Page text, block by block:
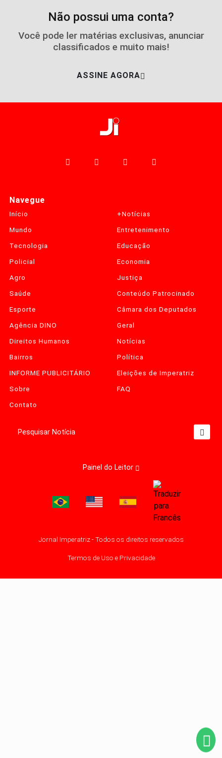
Não possui uma conta?
Você pode ler matérias exclusivas, anunciar
classificados e muito mais!
ASSINE AGORA
Navegue
Início
+Notícias
Mundo
Entretenimento
Tecnologia
Educação
Policial
Economia
Agro
Justiça
Saúde
Conteúdo Patrocinado
Esporte
Câmara dos Deputados
Agência DINO
Geral
Direitos Humanos
Notícias
Bairros
Política
INFORME PUBLICITÁRIO
Eleições de Imperatriz
Sobre
FAQ
Contato
Pesquisar Notícia
Painel do Leitor
Jornal Imperatriz - Todos os direitos reservados
Termos de Uso e Privacidade